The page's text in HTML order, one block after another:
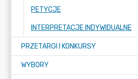
PETYCJE
INTERPRETACJE INDYWIDUALNE
PRZETARGI I KONKURSY
WYBORY